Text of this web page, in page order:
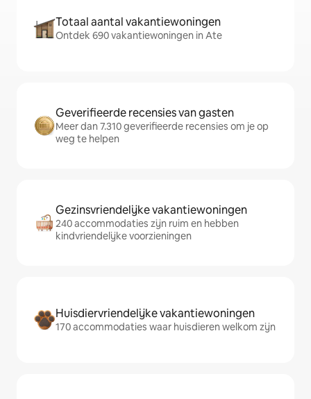
Totaal aantal vakantiewoningen
Ontdek 690 vakantiewoningen in Ate
Geverifieerde recensies van gasten
Meer dan 7.310 geverifieerde recensies om je op
weg te helpen
Gezinsvriendelijke vakantiewoningen
240 accommodaties zijn ruim en hebben
kindvriendelijke voorzieningen
Huisdiervriendelijke vakantiewoningen
170 accommodaties waar huisdieren welkom zijn